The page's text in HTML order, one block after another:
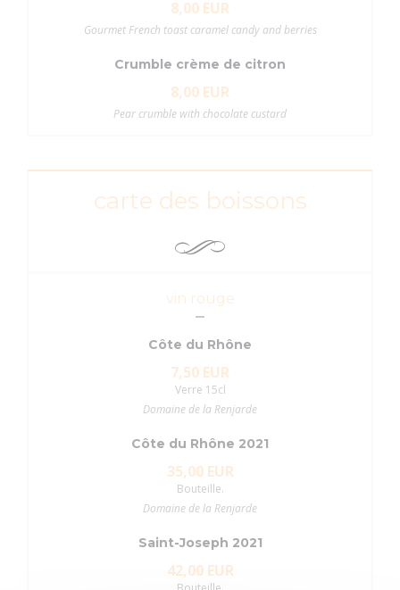
8,00 EUR
Gourmet French toast caramel candy and berries
Crumble crème de citron
8,00 EUR
Pear crumble with chocolate custard
carte des boissons
vin rouge
Côte du Rhône
7,50 EUR
Verre 15cl
Domaine de la Renjarde
Côte du Rhône 2021
35,00 EUR
Bouteille.
Domaine de la Renjarde
Saint-Joseph 2021
42,00 EUR